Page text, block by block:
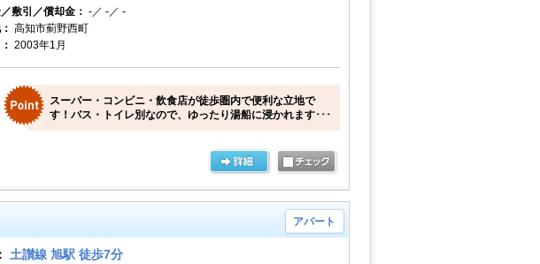
敷引／償却金： -／ -／ -
高知市薊野西町
2003年1月
スーパー・コンビニ・飲食店が徒歩圏内で便利な立地で
す！バス・トイレ別なので、ゆったり湯船に浸かれます･･･
アパート
土讃線 旭駅 徒歩7分